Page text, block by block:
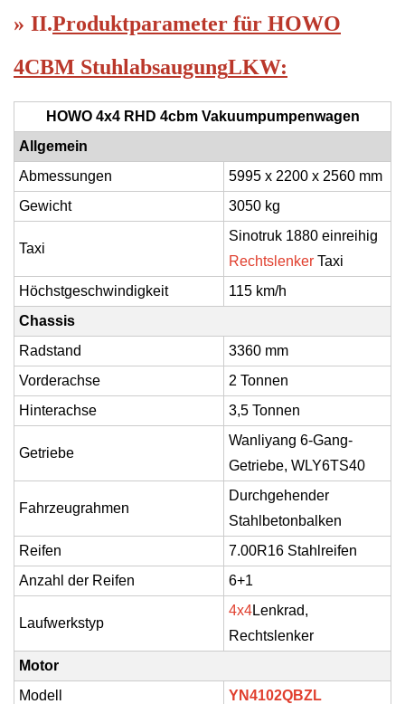
» II.Produktparameter für HOWO
4CBM StuhlabsaugungLKW:
HOWO 4x4 RHD 4cbm Vakuumpumpenwagen
Allgemein
Abmessungen
5995 x 2200 x 2560 mm
Gewicht
3050 kg
Taxi
Sinotruk 1880 einreihig
Rechtslenker Taxi
Höchstgeschwindigkeit
115 km/h
Chassis
Radstand
3360 mm
Vorderachse
2 Tonnen
Hinterachse
3,5 Tonnen
Getriebe
Wanliyang 6-Gang-
Getriebe, WLY6TS40
Fahrzeugrahmen
Durchgehender
Stahlbetonbalken
Reifen
7.00R16 Stahlreifen
Anzahl der Reifen
6+1
Laufwerkstyp
4x4Lenkrad,
Rechtslenker
Motor
Modell
YN4102QBZL